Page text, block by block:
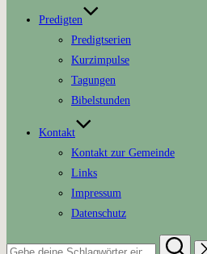
Predigten
Predigtserien
Kurzimpulse
Tagungen
Bibelstunden
Kontakt
Kontakt zur Gemeinde
Links
Impressum
Datenschutz
Suchen